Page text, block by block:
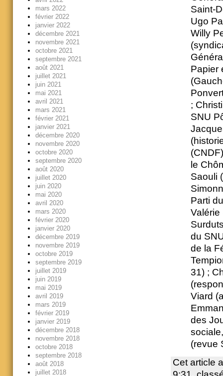
Saint-
Ugo
Willy
Papier
;
SNU
le
Saouli
Parti
Valérie
du
de la
31) ;
Viard
des
(revue
Cet article
mars 2022
février 2022
janvier 2022
décembre 2021
novembre 2021
octobre 2021
septembre 2021
août 2021
juillet 2021
juin 2021
mai 2021
avril 2021
mars 2021
février 2021
janvier 2021
décembre 2020
novembre 2020
octobre 2020
septembre 2020
août 2020
juillet 2020
juin 2020
mai 2020
avril 2020
mars 2020
février 2020
janvier 2020
décembre 2019
novembre 2019
octobre 2019
septembre 2019
juillet 2019
juin 2019
mai 2019
avril 2019
mars 2019
février 2019
janvier 2019
décembre 2018
novembre 2018
octobre 2018
septembre 2018
août 2018
juillet 2018